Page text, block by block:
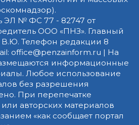
ЭЛ № ФС 77 - 82747 от
ООО «ПНЗ». Главный
Телефон редакции 8
office@penzainform.ru | На
информационные
Любое использование
без разрешения
При перепечатке
авторских материалов
«как сообщает портал